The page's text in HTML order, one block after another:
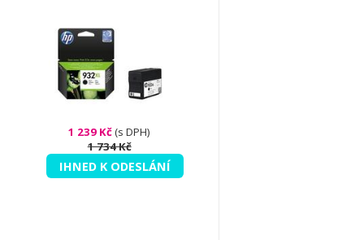
1 239 Kč(s DPH)
1 734 Kč
IHNED K ODESLÁNÍ